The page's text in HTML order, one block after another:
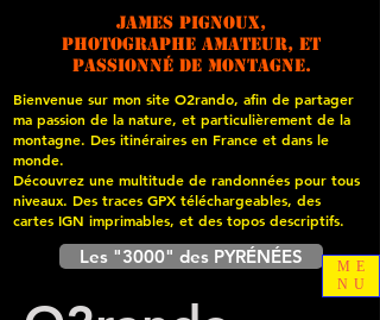
James PIGNOUX,
photographe amateur, et
passionné de montagne.
Bienvenue sur mon site O2rando, afin de partager
ma passion de la nature, et particulièrement de la
montagne. Des itinéraires en France et dans le
monde.
Découvrez une multitude de randonnées pour tous
niveaux. Des traces GPX téléchargeables, des
cartes IGN imprimables, et des topos descriptifs.
Les "3000" des PYRÉNÉES
ME
NU